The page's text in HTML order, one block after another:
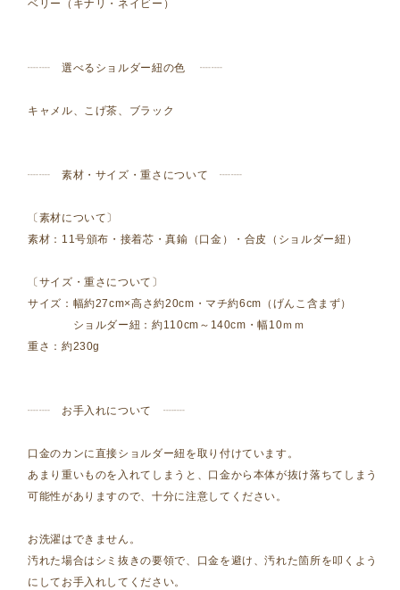
ベリー（キナリ・ネイビー）
┈┈ 選べるショルダー紐の色 ┈┈
キャメル、こげ茶、ブラック
┈┈ 素材・サイズ・重さについて ┈┈
〔素材について〕
素材：11号頒布・接着芯・真鍮（口金）・合皮（ショルダー紐）
〔サイズ・重さについて〕
サイズ：幅約27cm×高さ約20cm・マチ約6cm（げんこ含まず）
ショルダー紐：約110cm～140cm・幅10ｍｍ
重さ：約230g
┈┈ お手入れについて ┈┈
口金のカンに直接ショルダー紐を取り付けています。
あまり重いものを入れてしまうと、口金から本体が抜け落ちてしまう
可能性がありますので、十分に注意してください。
お洗濯はできません。
汚れた場合はシミ抜きの要領で、口金を避け、汚れた箇所を叩くよう
にしてお手入れしてください。